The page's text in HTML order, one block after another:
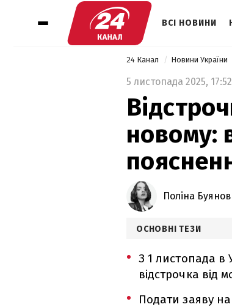
ВСІ НОВИНИ
24 Канал Новини України
5 листопада 2025, 17:52
новому:
Поліна
ОСНОВНІ ТЕЗИ
З 1 листопада в
відстрочка від
Подати заяву